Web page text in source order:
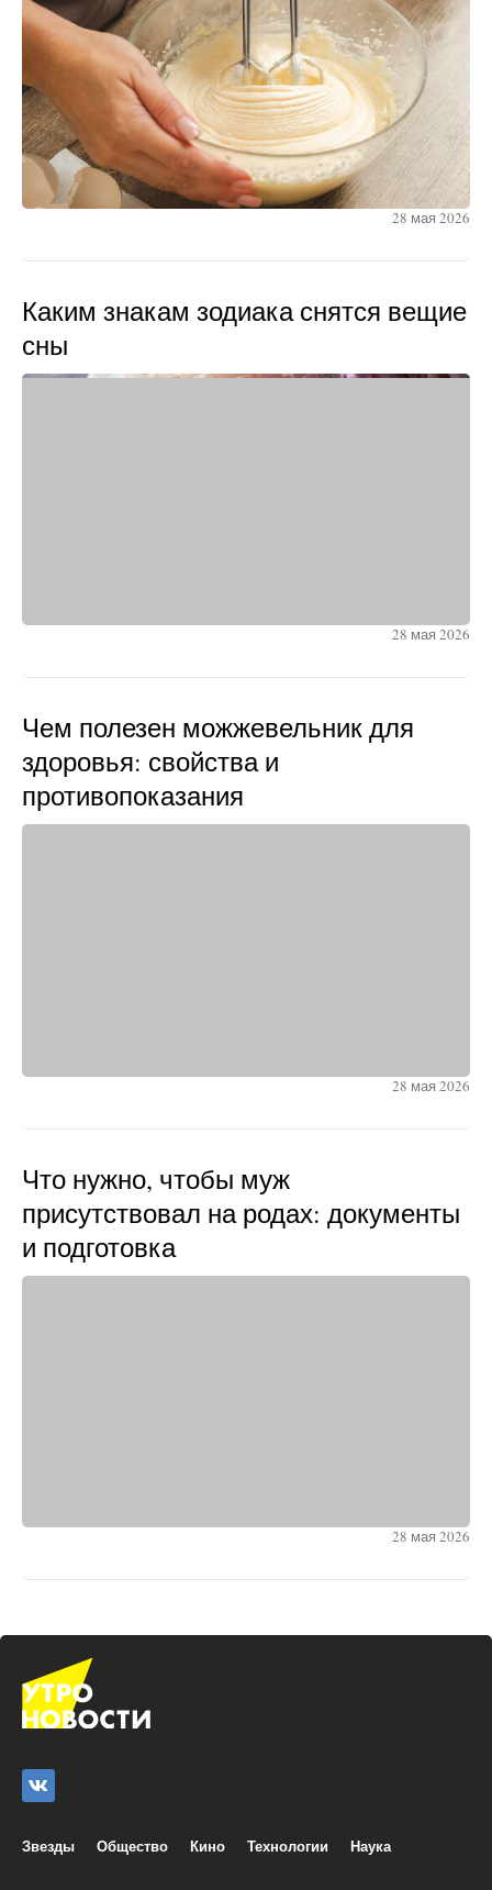
28 мая 2026
Каким знакам зодиака снятся вещие
сны
28 мая 2026
Чем полезен можжевельник для
здоровья: свойства и
противопоказания
28 мая 2026
Что нужно, чтобы муж
присутствовал на родах: документы
и подготовка
28 мая 2026
Чем закончился сериал «Самогон»
(осторожно, спойлеры!)